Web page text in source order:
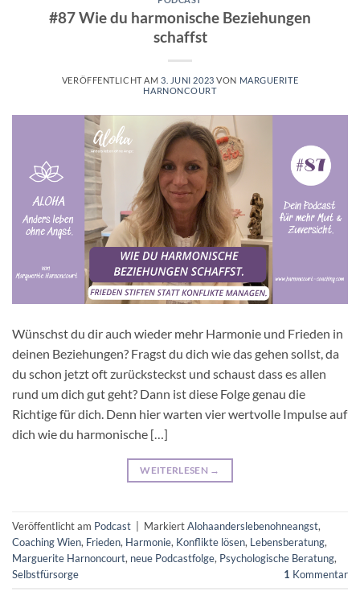
#87 Wie du harmonische Beziehungen
schaffst
VERÖFFENTLICHT AM 3. JUNI 2023 VON MARGUERITE
HARNONCOURT
Wünschst du dir auch wieder mehr Harmonie und Frieden in
deinen Beziehungen? Fragst du dich wie das gehen sollst, da
du schon jetzt oft zurücksteckst und schaust dass es allen
rund um dich gut geht? Dann ist diese Folge genau die
Richtige für dich. Denn hier warten vier wertvolle Impulse auf
dich wie du harmonische […]
WEITERLESEN →
Veröffentlicht am Podcast MarkiertAlohaanderslebenohneangst,
Coaching Wien, Frieden, Harmonie, Konflikte lösen, Lebensberatung,
Marguerite Harnoncourt, neue Podcastfolge, Psychologische Beratung,
Selbstfürsorge
1 Kommentar